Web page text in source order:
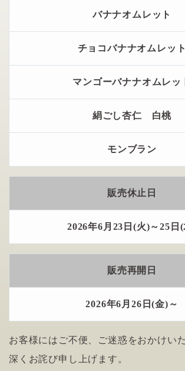
バナナオムレット
チョコバナナオムレット
マンゴーバナナオムレッ
絹ごし杏仁 白桃
モンブラン
販売休止日
2026年6月23日(火)～25日
販売再開日
2026年6月26日(金)～
お客様にはご不便、ご迷惑をおかけい
深くお詫び申し上げます。